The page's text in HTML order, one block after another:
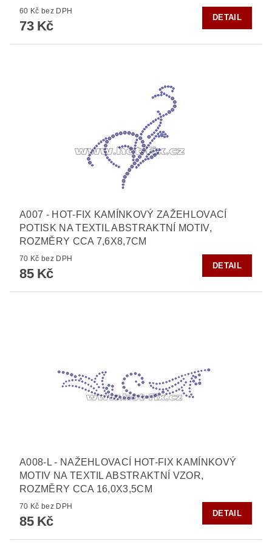
60 Kč bez DPH
73 Kč
DETAIL
A007 - HOT-FIX KAMÍNKOVÝ ZAŽEHLOVACÍ
POTISK NA TEXTIL ABSTRAKTNÍ MOTIV,
ROZMĚRY CCA 7,6X8,7CM
70 Kč bez DPH
85 Kč
DETAIL
A008-L - NAŽEHLOVACÍ HOT-FIX KAMÍNKOVÝ
MOTIV NA TEXTIL ABSTRAKTNÍ VZOR,
ROZMĚRY CCA 16,0X3,5CM
70 Kč bez DPH
85 Kč
DETAIL